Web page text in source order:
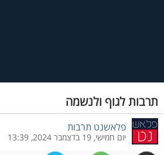
תרבות לגוף ולנשמה
פלאשנט תרבות
יום חמישי, 19 בדצמבר 2024, 13:39